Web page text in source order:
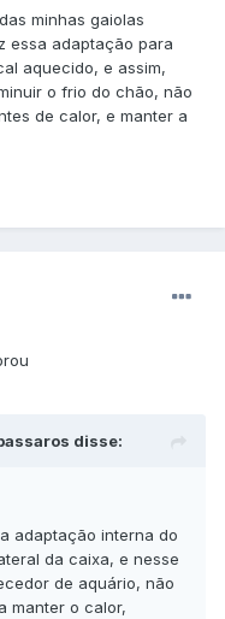
minhas gaiolas
essa adaptação para
aquecido, e assim,
o frio do chão, não
de calor, e manter a
disse:
adaptação interna do
da caixa, e nesse
de aquário, não
manter o calor,